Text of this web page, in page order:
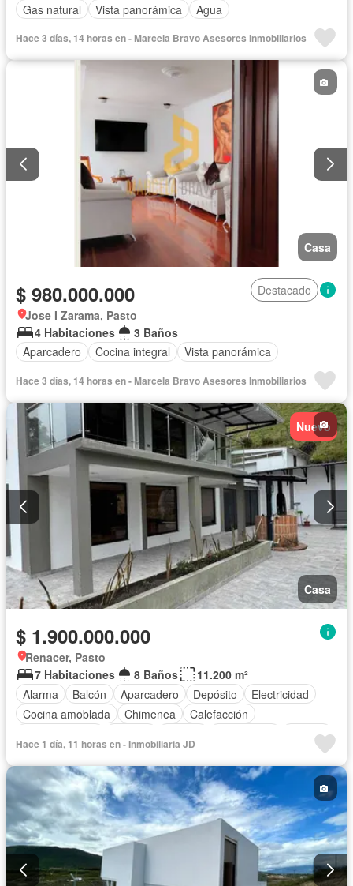
Gas natural
Vista panorámica Agua
Hace 3 días, 14 horas en - Marcela Bravo Asesores Inmobiliarios
Casa
$ 980.000.000
Destacado
Jose I Zarama, Pasto
4 Habitaciones
3 Baños
Aparcadero
Cocina integral Vista panorámica
Hace 3 días, 14 horas en - Marcela Bravo Asesores Inmobiliarios
Nuevo
Casa
$ 1.900.000.000
Renacer, Pasto
7 Habitaciones
8 Baños
11.200 m²
Alarma
Balcón Aparcadero Depósito
Electricidad
Cocina amoblada
Chimenea
Calefacción
Estudio
Vista panorámica
Terraza Agua
Área infantil
Vigilante
Acceso para personas con discapacidad
Jardín
Barbecue
Caseta de vigilancia Gimnasio
Estudio
Piscina
Seguridad privada Ascensor
Cancha de tenis
Wifi
Sauna Permite mascotas Permite niños
Hace 1 día, 11 horas en - Inmobiliaria JD